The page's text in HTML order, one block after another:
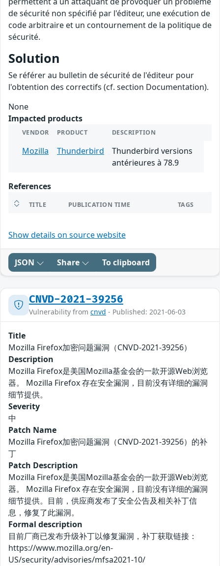
de sécurité non spécifié par l'éditeur, une exécution de
code arbitraire et un contournement de la politique de
sécurité.
Solution
Se référer au bulletin de sécurité de l'éditeur pour
l'obtention des correctifs (cf. section Documentation).
None
Impacted products
VENDOR PRODUCT DESCRIPTION
Mozilla Thunderbird
Thunderbird versions
antérieures à 78.9
References
TITLE PUBLICATION TIME TAGS
Show details on source website
JSON Share To clipboard
CNVD-2021-39256
Vulnerability from cnvd - Published: 2021-06-03
Title
Mozilla Firefox加密问题漏洞（CNVD-2021-39256）
Description
Mozilla Firefox是美国Mozilla基金会的一款开源Web浏览
器。 Mozilla Firefox 存在安全漏洞，目前没有详细的漏洞
细节提供。
Severity
中
Patch Name
Mozilla Firefox加密问题漏洞（CNVD-2021-39256）的补
丁
Patch Description
Mozilla Firefox是美国Mozilla基金会的一款开源Web浏览
器。 Mozilla Firefox 存在安全漏洞，目前没有详细的漏洞
细节提供。目前，供应商发布了安全公告及相关补丁信
息，修复了此漏洞。
Formal description
目前厂商已发布升级补丁以修复漏洞，补丁获取链接：
https://www.mozilla.org/en-
US/security/advisories/mfsa2021-10/